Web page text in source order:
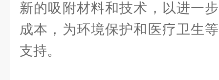
新的吸附材料和技术，以进一
成本，为环境保护和医疗卫生
支持。